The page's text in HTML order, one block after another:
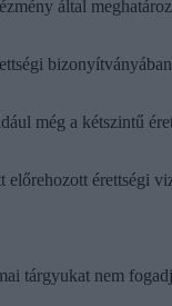
által
még a kétszintű
érettségi
tárgyukat nem